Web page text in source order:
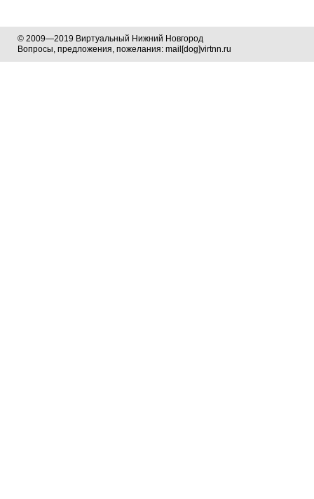
© 2009—2019 Виртуальный Нижний Новгород
Вопросы, предложения, пожелания: mail[dog]virtnn.ru